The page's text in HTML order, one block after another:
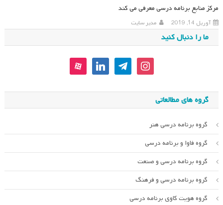
مرکز منابع برنامه درسی معرفی می کند
آوریل 14, 2019 مدیر سایت
ما را دنبال کنید
instagram
telegram
linkedin
aparat
گروه های مطالعاتی
گروه برنامه درسی هنر
گروه فاوا و برنامه درسی
گروه برنامه درسی و صنعت
گروه برنامه درسی و فرهنگ
گروه هویت کاوی برنامه درسی